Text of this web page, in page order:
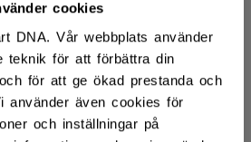
cookies
DNA. Vår webbplats använder
teknik för att förbättra din
för att ge ökad prestanda och
använder även cookies för
och inställningar på
M L